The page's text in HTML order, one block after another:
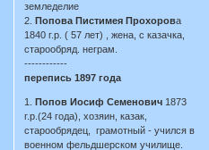
земледелие
2.
Попова Пистимея Прохорова
1840 г.р. ( 57 лет) , жена, с казачка,
старообряд. неграм.
------------
перепись 1897 года
1. Попов Иосиф Семенович 1873
г.р.(24 года), хозяин, казак,
старообрядец, грамотный - учился в
военном фельдшерском училище.